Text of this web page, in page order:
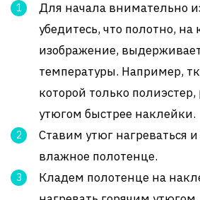
Для начала внимательно
убедитесь, что полотно,
изображение,
температуры. Например,
которой только
утюгом быстрее наклейки.
Ставим утюг нагреваться
влажное полотенце.
Кладем полотенце на